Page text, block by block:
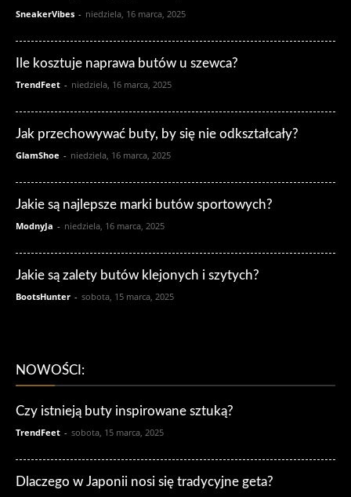
SneakerVibes - niedziela, 16 marca, 2025
Ile kosztuje naprawa butów u szewca?
TrendFeet - niedziela, 16 marca, 2025
Jak przechowywać buty, by się nie odkształcały?
GlamShoe - niedziela, 16 marca, 2025
Jakie są najlepsze marki butów sportowych?
ModnyJa - niedziela, 16 marca, 2025
Jakie są zalety butów klejonych i szytych?
BootsHunter - sobota, 15 marca, 2025
NOWOŚCI:
Czy istnieją buty inspirowane sztuką?
TrendFeet - sobota, 15 marca, 2025
Dlaczego w Japonii nosi się tradycyjne geta?